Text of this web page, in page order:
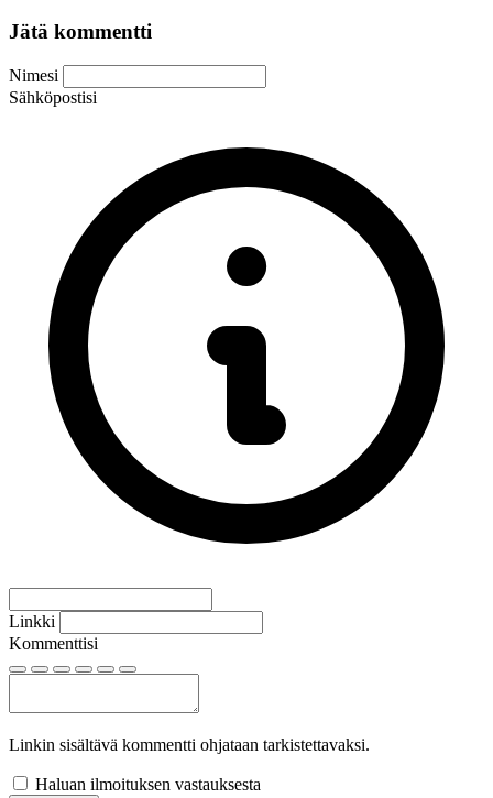
Jätä kommentti
Nimesi
Sähköpostisi
Linkki
Kommenttisi
Linkin sisältävä kommentti ohjataan tarkistettavaksi.
Haluan ilmoituksen vastauksesta